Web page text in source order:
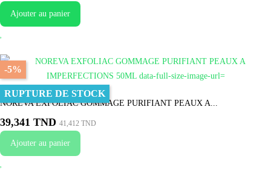
Ajouter au panier
-5%
RUPTURE DE STOCK
Je fonce
NOREVA EXFOLIAC GOMMAGE PURIFIANT PEAUX A...
39,341 TND 41,412 TND
Ajouter au panier